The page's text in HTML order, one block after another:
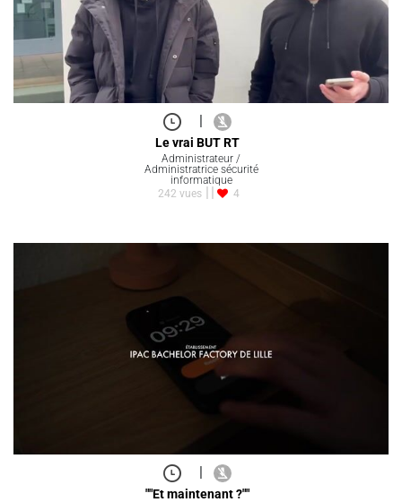
Le vrai BUT RT
Administrateur /
Administratrice sécurité
informatique
242 vues
4
|
""Et maintenant ?""